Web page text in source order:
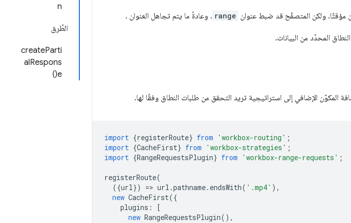
n
الطُرق
createParti
alRespons
e()
ولكن المتصفّح قد ضبط عنوان range . وعادةً ما يتم تجاهل العنوان .
المحدّد من البيانات.
import {registerRoute} from 'workbox-routing' ;
import {CacheFirst} from 'workbox-strategies' ;
import {RangeRequestsPlugin} from 'workbox-range-requests' ;
registerRoute(
({url}) => url .pathname. endsWith( '.mp4' ),
new CacheFirst({
plugins :
[
new RangeRequestsPlugin(),